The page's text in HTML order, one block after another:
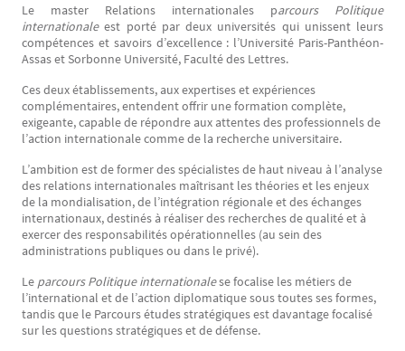
Présentation
Le master Relations internationales parcours Politique
internationaleest porté par deux universités qui unissent leurs
compétences et savoirs d’excellence : l’Université Paris-Panthéon-
Assas et Sorbonne Université, Faculté des Lettres.
Ces deux établissements, aux expertises et expériences
complémentaires, entendent offrir une formation complète,
exigeante, capable de répondre aux attentes des professionnels de
l’action internationale comme de la recherche universitaire.
L’ambition est de former des spécialistes de haut niveau à l’analyse
des relations internationales maîtrisant les théories et les enjeux
de la mondialisation, de l’intégration régionale et des échanges
internationaux, destinés à réaliser des recherches de qualité et à
exercer des responsabilités opérationnelles (au sein des
administrations publiques ou dans le privé).
Le parcours Politique internationalese focalise les métiers de
l’international et de l’action diplomatique sous toutes ses formes,
tandis que le Parcours études stratégiques est davantage focalisé
sur les questions stratégiques et de défense.